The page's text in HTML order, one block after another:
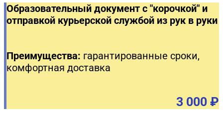
Образовательный документ с "корочкой" и
отправкой курьерской службой из рук в руки
Преимущества: гарантированные сроки,
комфортная доставка
3 000 ₽